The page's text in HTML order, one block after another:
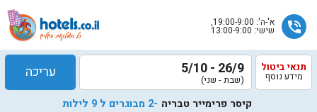
phone_in_talk א'-ה': 19:00-9:00,
שישי: 13:00-9:00
תנאי ביטול
מידע נוסף 26/9 - 5/10
(שבת - שני) עריכה
קיסר פרימייר טבריה -2 מבוגרים ל 9 לילות